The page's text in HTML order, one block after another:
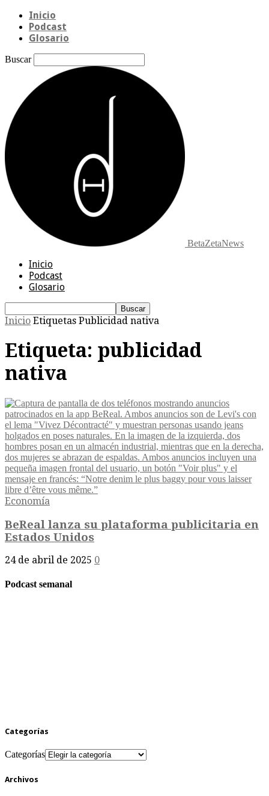
Inicio
Podcast
Glosario
Buscar
BetaZetaNews
Inicio
Podcast
Glosario
Inicio Etiquetas Publicidad nativa
Etiqueta: publicidad
nativa
Economía
BeReal lanza su plataforma publicitaria en
Estados Unidos
24 de abril de 2025 0
Podcast semanal
Categorías
Categorías
Archivos